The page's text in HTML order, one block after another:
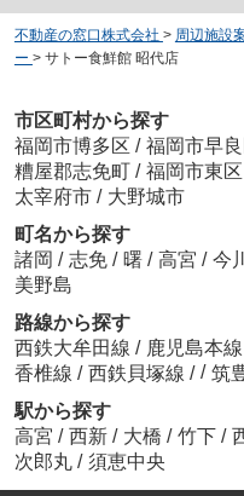
不動産の窓口株式会社 > 周辺施設
ー > サトー食鮮館 昭代店
市区町村から探す
福岡市博多区 / 福岡市早
糟屋郡志免町 / 福岡市東区
太宰府市 / 大野城市
町名から探す
諸岡 / 志免 / 曙 / 高宮 / 今
美野島
路線から探す
西鉄大牟田線 / 鹿児島本線
香椎線 / 西鉄貝塚線 / / 筑
駅から探す
高宮 / 西新 / 大橋 / 竹下 /
次郎丸 / 須恵中央